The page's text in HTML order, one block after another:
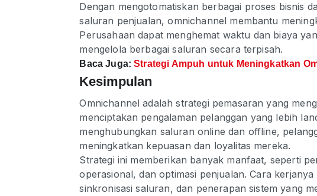
Dengan mengotomatiskan berbagai proses bisnis
saluran penjualan, omnichannel membantu
Perusahaan dapat menghemat waktu dan biaya
mengelola berbagai saluran secara terpisah.
Baca Juga:Strategi Ampuh untuk Meningkatkan
Kesimpulan
Omnichannel adalah strategi pemasaran yang
menciptakan pengalaman pelanggan yang lebih
menghubungkan saluran online dan offline,
meningkatkan kepuasan dan loyalitas mereka.
Strategi ini memberikan banyak manfaat, seperti
operasional, dan optimasi penjualan. Cara
sinkronisasi saluran, dan penerapan sistem yang